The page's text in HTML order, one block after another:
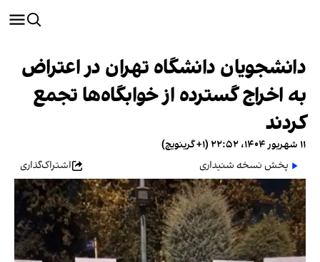
دانشجویان دانشگاه تهران در اعتراض
به اخراج گسترده از خوابگاه‌ها تجمع
کردند
۱۱ شهریور ۱۴۰۴، ۲۲:۵۲ (‎+۱ گرینویچ)
پخش نسخه شنیداری
اشتراک‌گذاری